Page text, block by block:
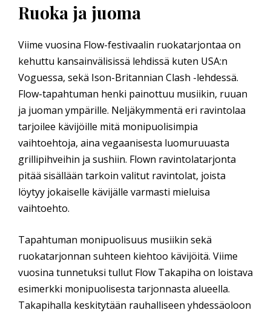
Ruoka ja juoma
Viime vuosina Flow-festivaalin ruokatarjontaa on
kehuttu kansainvälisissä lehdissä kuten USA:n
Voguessa, sekä Ison-Britannian Clash -lehdessä.
Flow-tapahtuman henki painottuu musiikin, ruuan
ja juoman ympärille. Neljäkymmentä eri ravintolaa
tarjoilee kävijöille mitä monipuolisimpia
vaihtoehtoja, aina vegaanisesta luomuruuasta
grillipihveihin ja sushiin. Flown ravintolatarjonta
pitää sisällään tarkoin valitut ravintolat, joista
löytyy jokaiselle kävijälle varmasti mieluisa
vaihtoehto.
Tapahtuman monipuolisuus musiikin sekä
ruokatarjonnan suhteen kiehtoo kävijöitä. Viime
vuosina tunnetuksi tullut Flow Takapiha on loistava
esimerkki monipuolisesta tarjonnasta alueella.
Takapihalla keskitytään rauhalliseen yhdessäoloon